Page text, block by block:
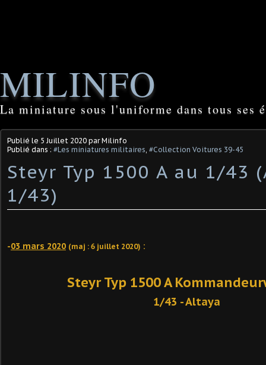
MILINFO
La miniature sous l'uniforme dans tous ses
Publié le 5 Juillet 2020 par Milinfo
Publié dans : #Les miniatures militaires, #Collection Voitures 39-45
Steyr Typ 1500 A au 1/43
1/43)
-03 mars 2020 (maj : 6 juillet 2020) :
Steyr Typ 1500 A
1/43 - Altaya